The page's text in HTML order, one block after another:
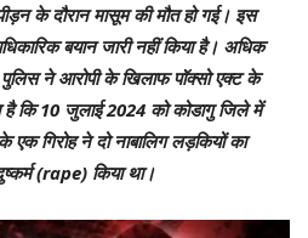
के दौरान मासूम की मौत हो गई। इस
बयान जारी नहीं किया है। अधिक
ने आरोपी के खिलाफ पॉक्सो एक्ट के
है कि 10 जुलाई 2024 को कोडागु जिले में
गिरोह ने दो नाबालिग लड़कियों का
(rape) किया था।